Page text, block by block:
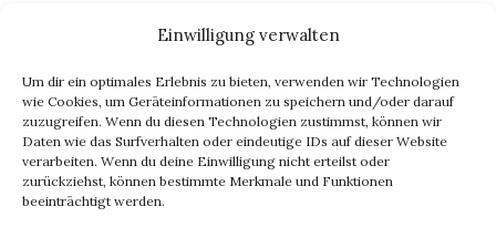
Einwilligung verwalten
Um dir ein optimales Erlebnis zu bieten, verwenden wir Technologien
wie Cookies, um Geräteinformationen zu speichern und/oder darauf
zuzugreifen. Wenn du diesen Technologien zustimmst, können wir
Daten wie das Surfverhalten oder eindeutige IDs auf dieser Website
verarbeiten. Wenn du deine Einwilligung nicht erteilst oder
zurückziehst, können bestimmte Merkmale und Funktionen
beeinträchtigt werden.
die du erhältst, auf bereits veröffentlichtem Material
basieren. Dies birgt das Risiko, dass sensible
Informationen unbeabsichtigt weitergegeben
werden könnten.